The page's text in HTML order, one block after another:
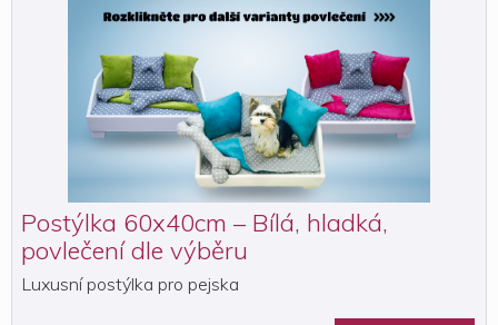
Postýlka 60x40cm – Bílá, hladká,
povlečení dle výběru
Luxusní postýlka pro pejska